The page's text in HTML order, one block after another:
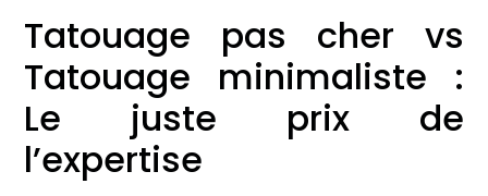
Tatouage pas cher vs
Tatouage minimaliste :
Le juste prix de
l’expertise